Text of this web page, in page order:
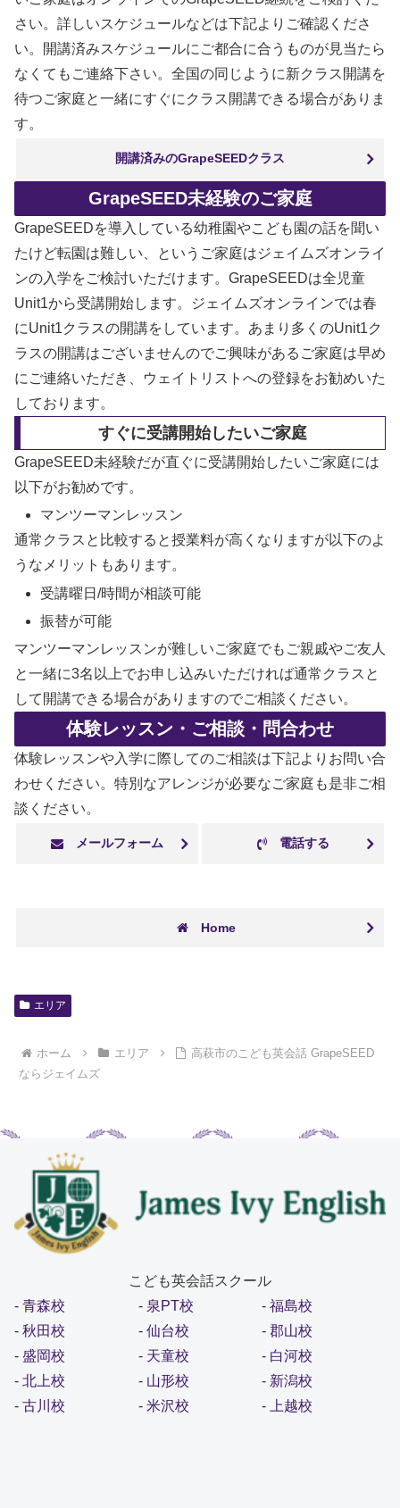
さい。詳しいスケジュールなどは下記よりご確認くださ
い。開講済みスケジュールにご都合に合うものが見当たら
なくてもご連絡下さい。全国の同じように新クラス開講を
待つご家庭と一緒にすぐにクラス開講できる場合がありま
す。
開講済みのGrapeSEEDクラス
GrapeSEED未経験のご家庭
GrapeSEEDを導入している幼稚園やこども園の話を聞い
たけど転園は難しい、というご家庭はジェイムズオンライ
ンの入学をご検討いただけます。GrapeSEEDは全児童
Unit1から受講開始します。ジェイムズオンラインでは春
にUnit1クラスの開講をしています。あまり多くのUnit1ク
ラスの開講はございませんのでご興味があるご家庭は早め
にご連絡いただき、ウェイトリストへの登録をお勧めいた
しております。
すぐに受講開始したいご家庭
GrapeSEED未経験だが直ぐに受講開始したいご家庭には
以下がお勧めです。
マンツーマンレッスン
通常クラスと比較すると授業料が高くなりますが以下のよ
うなメリットもあります。
受講曜日/時間が相談可能
振替が可能
マンツーマンレッスンが難しいご家庭でもご親戚やご友人
と一緒に3名以上でお申し込みいただければ通常クラスと
して開講できる場合がありますのでご相談ください。
体験レッスン・ご相談・問合わせ
体験レッスンや入学に際してのご相談は下記よりお問い合
わせください。特別なアレンジが必要なご家庭も是非ご相
談ください。
メールフォーム 電話する
Home
エリア
ホーム エリア
高萩市のこども英会話 GrapeSEED
ならジェイムズ
こども英会話スクール
- 青森校
- 秋田校
- 盛岡校
- 北上校
- 古川校
- 泉PT校
- 仙台校
- 天童校
- 山形校
- 米沢校
-福島校
-郡山校
- 白河校
- 新潟校
-
上越校